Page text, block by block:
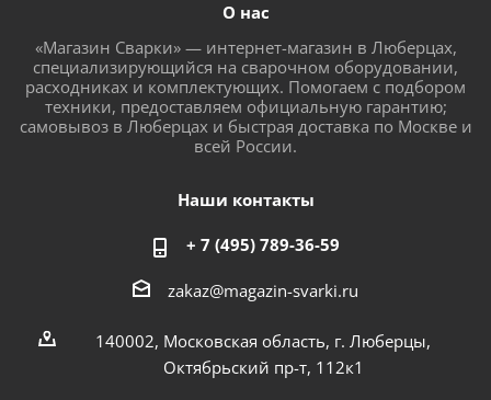
О нас
«Магазин Сварки» — интернет-магазин в Люберцах,
специализирующийся на сварочном оборудовании,
расходниках и комплектующих. Помогаем с подбором
техники, предоставляем официальную гарантию;
самовывоз в Люберцах и быстрая доставка по Москве и
всей России.
Наши контакты
+ 7 (495) 789-36-59
zakaz@magazin-svarki.ru
140002, Московская область, г. Люберцы,
Октябрьский пр-т, 112к1